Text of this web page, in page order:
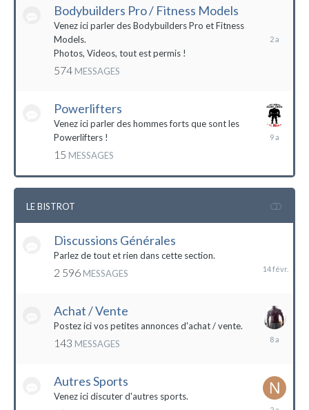
Bodybuilders Pro / Fitness Models
Venez ici parler des Bodybuilders Pro et Fitness
Models.
Photos, Videos, tout est permis !
574 MESSAGES
2021
Powerlifters
Venez ici parler des hommes forts que sont les
Powerlifters !
15 MESSAGES
LE BISTROT
Discussions Générales
Parlez de tout et rien dans cette section.
2 596 MESSAGES
Achat / Vente
Postez ici vos petites annonces d'achat / vente.
143 MESSAGES
Autres Sports
Venez ici discuter d'autres sports.
18